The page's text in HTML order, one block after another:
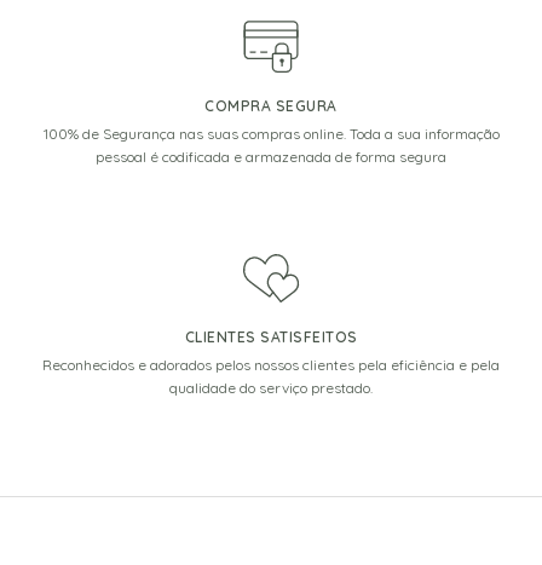
COMPRA SEGURA
100% de Segurança nas suas compras online. Toda a sua informação
pessoal é codificada e armazenada de forma segura
CLIENTES SATISFEITOS
Reconhecidos e adorados pelos nossos clientes pela eficiência e pela
qualidade do serviço prestado.